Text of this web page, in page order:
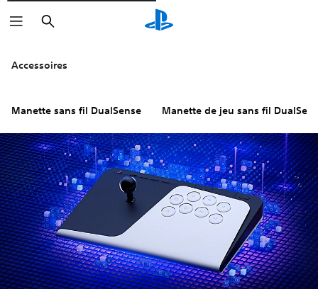
Rechercher
Accessoires
Manette sans fil DualSense Manette de jeu sans fil
Cliquez sur les icônes